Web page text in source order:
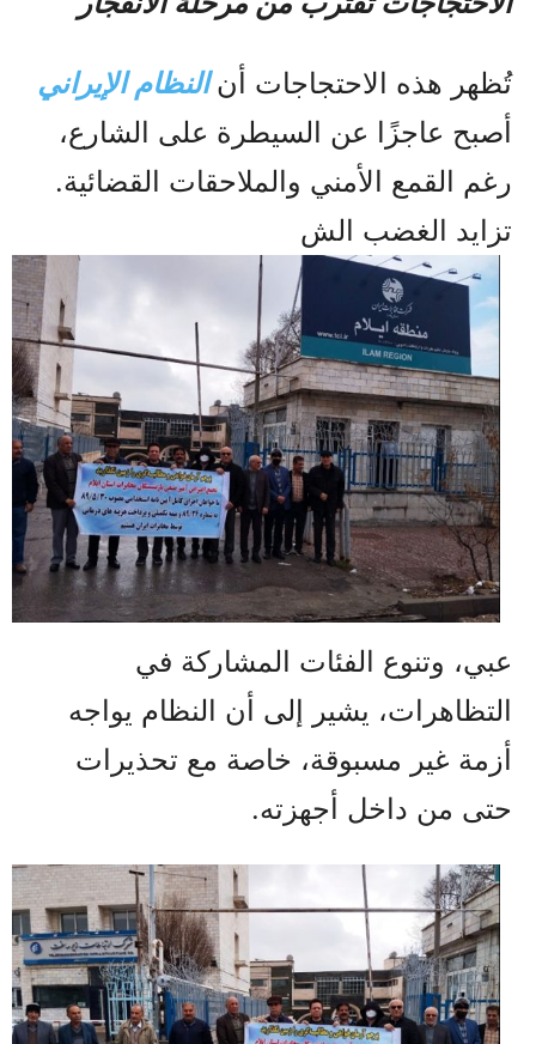
تُظهر هذه الاحتجاجات أنالنظام الإيراني
أصبح عاجزًا عن السيطرة على الشارع،
رغم القمع الأمني والملاحقات القضائية.
تزايد الغضب الش
عبي، وتنوع الفئات المشاركة في
التظاهرات، يشير إلى أن النظام يواجه
أزمة غير مسبوقة، خاصة مع تحذيرات
حتى من داخل أجهزته.